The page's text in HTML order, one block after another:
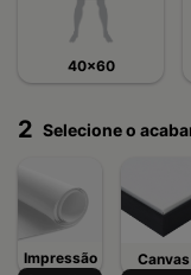
40x60
2 Selecione o
Impressão Canvas